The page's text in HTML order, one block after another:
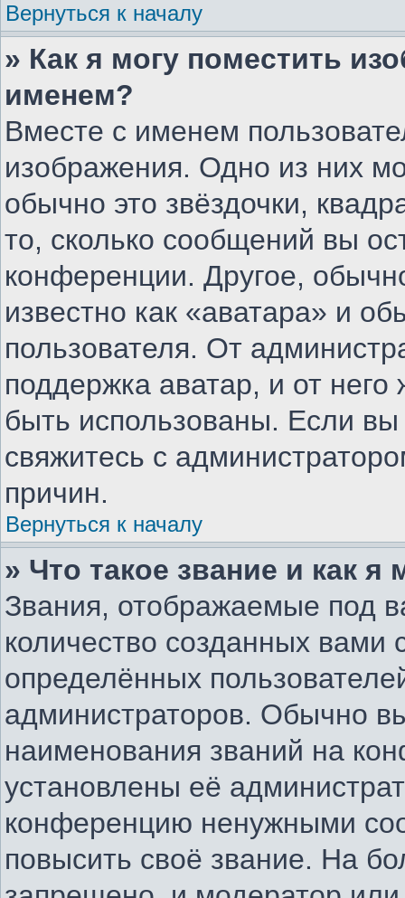
Вернуться к началу
» Как я могу поместить
именем?
Вместе с именем
изображения. Одно из них
обычно это звёздочки,
то, сколько сообщений вы
конференции. Другое,
известно как «аватара» и
пользователя. От
поддержка аватар, и от него
быть использованы. Если
свяжитесь с
причин.
Вернуться к началу
» Что такое звание и как я
Звания, отображаемые под
количество созданных
определённых
администраторов. Обычно
наименования званий на
установлены её
конференцию ненужными
повысить своё звание. На